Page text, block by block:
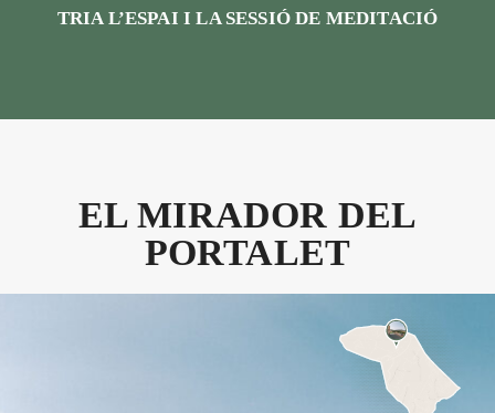
TRIA L’ESPAI I LA SESSIÓ DE MEDITACIÓ
EL MIRADOR DEL
PORTALET